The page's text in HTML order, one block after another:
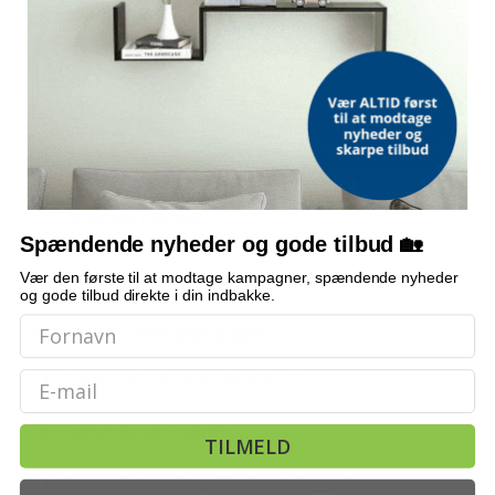
1 × 20 m (B × L)
UV-RESISTENT
Nej
OFTE STILLEDE SPØRGSMÅL
Kan jeg selv tilpasse størrelsen?
Falmer farven i solen?
Kræver det værktøj eller lim at lægge?
Grøn - 1 x 15 m - 1 stk - 40 mm
437,-
299,-
Spændende nyheder og gode tilbud 🏡
Vær den første til at modtage kampagner, spændende nyheder
og gode tilbud direkte i din indbakke.
Email
TILMELD